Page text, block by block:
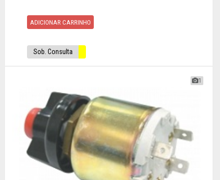
ADICIONAR CARRINHO
Sob. Consulta
1